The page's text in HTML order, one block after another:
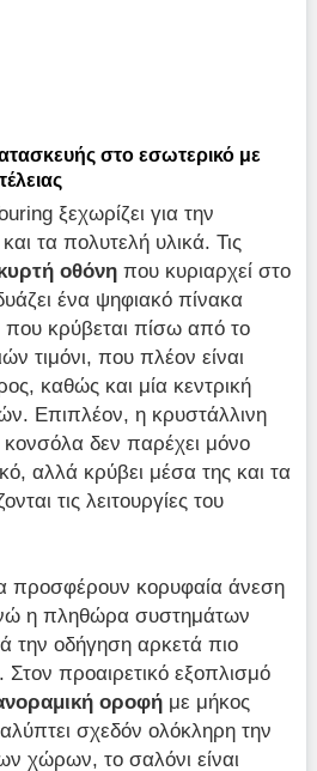
στο εσωτερικό με
ξεχωρίζει για την
τα πολυτελή υλικά. Τις
οθόνη που κυριαρχεί στο
ένα ψηφιακό πίνακα
κρύβεται πίσω από το
τιμόνι, που πλέον είναι
καθώς και μία κεντρική
Επιπλέον, η κρυστάλλινη
δεν παρέχει μόνο
αλλά κρύβει μέσα της και τα
τις λειτουργίες του
προσφέρουν κορυφαία άνεση
η πληθώρα συστημάτων
την οδήγηση αρκετά πιο
Στον προαιρετικό εξοπλισμό
οροφή με μήκος
σχεδόν ολόκληρη την
χώρων, το σαλόνι είναι